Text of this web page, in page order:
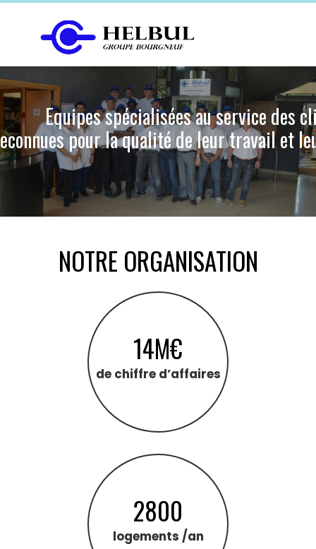
Skip
Equipes spécialisées au service des
pour la qualité de leur travail et
NOTRE ORGANISATION
14M€
de chiffre d’affaires
2800
logements /an